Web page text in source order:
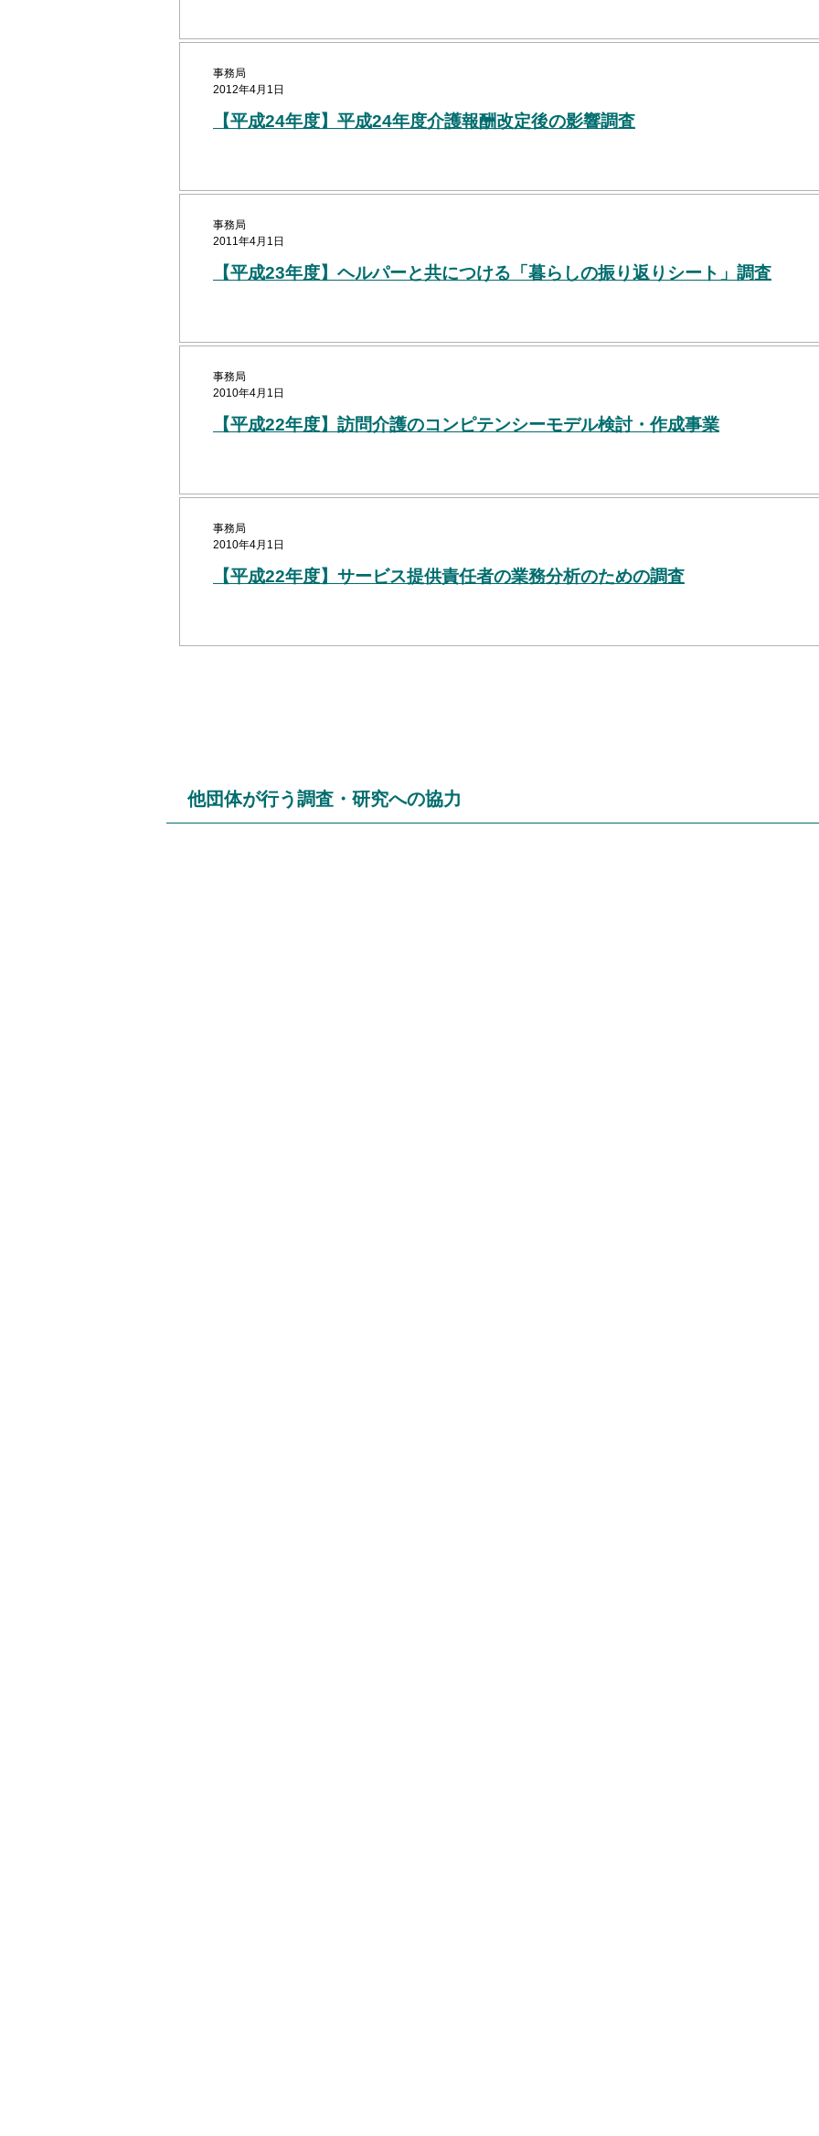
【平成24年度】平成24年度介護報酬改定後の影響調査
事務局
2012年4月1日
【平成23年度】ヘルパーと共につける「暮らしの振り返りシート」調査
事務局
2011年4月1日
【平成22年度】訪問介護のコンピテンシーモデル検討・作成事業
事務局
2010年4月1日
【平成22年度】サービス提供責任者の業務分析のための調査
事務局
2010年4月1日
他団体が行う調査・研究への協力